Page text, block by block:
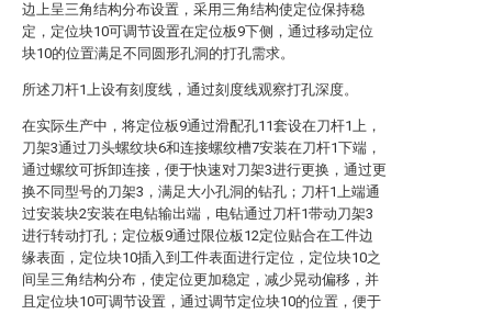
边上呈三角结构分布设置，采用三角结构使定位保持稳
定，定位块10可调节设置在定位板9下侧，通过移动定位
块10的位置满足不同圆形孔洞的打孔需求。
所述刀杆1上设有刻度线，通过刻度线观察打孔深度。
在实际生产中，将定位板9通过滑配孔11套设在刀杆1上，
刀架3通过刀头螺纹块6和连接螺纹槽7安装在刀杆1下端，
通过螺纹可拆卸连接，便于快速对刀架3进行更换，通过更
换不同型号的刀架3，满足大小孔洞的钻孔；刀杆1上端通
过安装块2安装在电钻输出端，电钻通过刀杆1带动刀架3
进行转动打孔；定位板9通过限位板12定位贴合在工件边
缘表面，定位块10插入到工件表面进行定位，定位块10之
间呈三角结构分布，使定位更加稳定，减少晃动偏移，并
且定位块10可调节设置，通过调节定位块10的位置，便于